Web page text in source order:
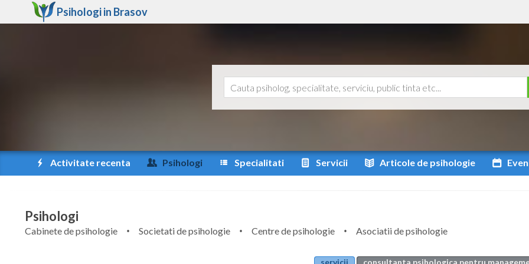
Psihologi in Brasov
Activitate recenta Psihologi Specialitati Servicii Articole de psihologie
Psihologi
Cabinete de psihologie Societati de psihologie Centre de psihologie
Asociatii de psihologie
servicii
consultanta psihologica pentru